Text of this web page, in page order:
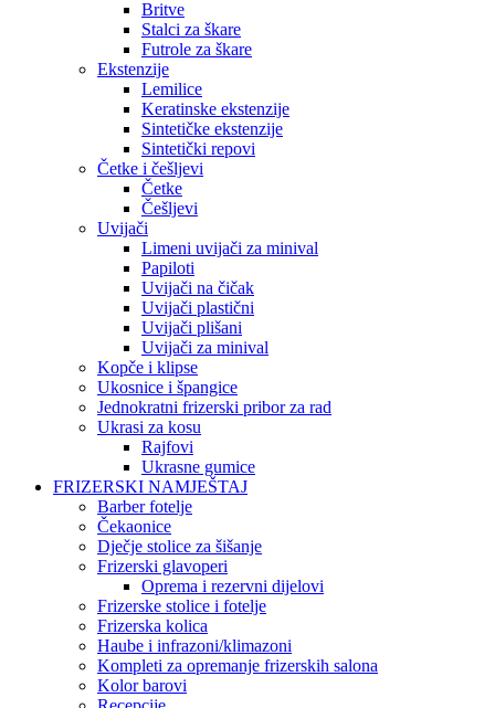
Britve
Stalci za škare
Futrole za škare
Ekstenzije
Lemilice
Keratinske ekstenzije
Sintetičke ekstenzije
Sintetički repovi
Četke i češljevi
Četke
Češljevi
Uvijači
Limeni uvijači za minival
Papiloti
Uvijači na čičak
Uvijači plastični
Uvijači plišani
Uvijači za minival
Kopče i klipse
Ukosnice i špangice
Jednokratni frizerski pribor za rad
Ukrasi za kosu
Rajfovi
Ukrasne gumice
FRIZERSKI NAMJEŠTAJ
Barber fotelje
Čekaonice
Dječje stolice za šišanje
Frizerski glavoperi
Oprema i rezervni dijelovi
Frizerske stolice i fotelje
Frizerska kolica
Haube i infrazoni/klimazoni
Kompleti za opremanje frizerskih salona
Kolor barovi